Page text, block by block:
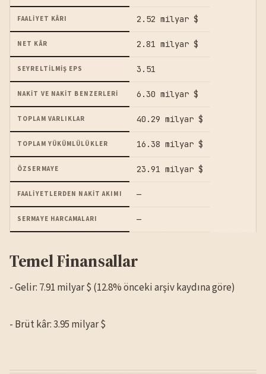
FAALIYET KÂRI 2.52 milyar $
NET KÂR 2.81 milyar $
SEYRELTILMIŞ EPS 3.51
NAKIT VE NAKIT BENZERLERI 6.30 milyar $
TOPLAM VARLIKLAR 40.29 milyar $
TOPLAM YÜKÜMLÜLÜKLER 16.38 milyar $
ÖZSERMAYE 23.91 milyar $
FAALIYETLERDEN NAKIT AKIMI —
SERMAYE HARCAMALARI —
Temel Finansallar
- Gelir: 7.91 milyar $ (12.8% önceki arşiv kaydına göre)
- Brüt kâr: 3.95 milyar $